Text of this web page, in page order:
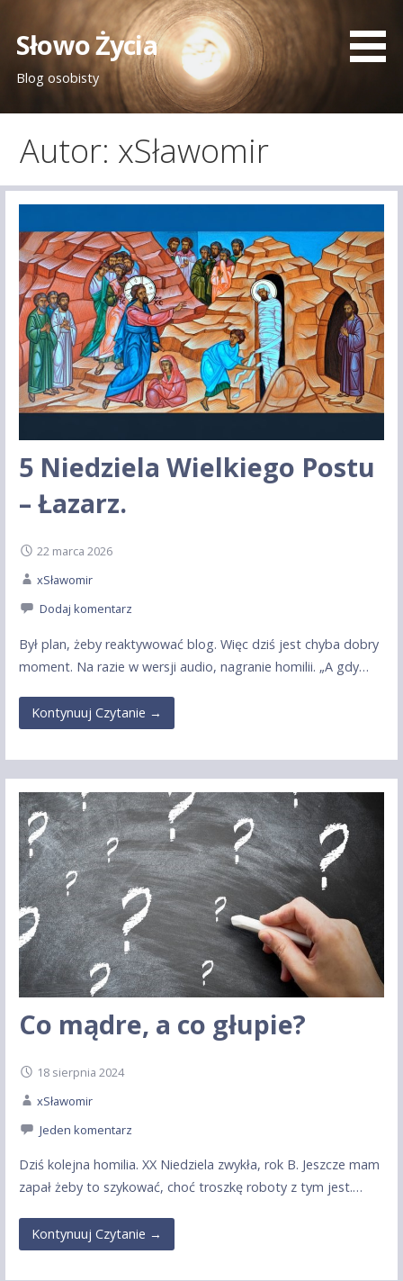
treściSłowo Życia
Blog osobisty
Autor: xSławomir
5 Niedziela Wielkiego Postu
– Łazarz.
22 marca 2026
xSławomir
Dodaj komentarz
Był plan, żeby reaktywować blog. Więc dziś jest chyba dobry
moment. Na razie w wersji audio, nagranie homilii. „A gdy…
Kontynuuj Czytanie →
Co mądre, a co głupie?
18 sierpnia 2024
xSławomir
Jeden komentarz
Dziś kolejna homilia. XX Niedziela zwykła, rok B. Jeszcze mam
zapał żeby to szykować, choć troszkę roboty z tym jest.…
Kontynuuj Czytanie →